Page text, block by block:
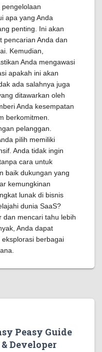
apa yang Anda
penting. Ini akan
pencarian Anda dan
Kemudian,
Anda mengawasi
apakah ini akan
ada salahnya juga
ditawarkan oleh
Anda kesempatan
berkomitmen.
pelanggan.
pilih memiliki
Anda tidak ingin
cara untuk
baik dukungan yang
kemungkinan
lunak di bisnis
dunia SaaS?
dan mencari tahu lebih
Anda dapat
eksplorasi berbagai
Peasy Guide
Developer